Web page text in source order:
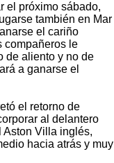
el próximo sábado,
también en Mar
el cariño
compañeros le
de aliento y no de
a ganarse el
el retorno de
al delantero
Aston Villa inglés,
hacia atrás y muy